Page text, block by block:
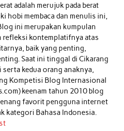
adalah merujuk pada berat
hobi membaca dan menulis ini,
ini merupakan kumpulan
refleksi kontemplatifnya atas
baik yang penting,
Saat ini tinggal di Cikarang
kedua orang anaknya,
Kompetisi Blog Internasional
keenam tahun 2010 blog
favorit pengguna internet
kategori Bahasa Indonesia.